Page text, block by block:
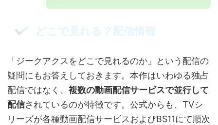
どこで見れる？配信情報
「ジークアクスをどこで見れるのか」という配信の
疑問にもお答えしておきます。本作はいわゆる独占
配信ではなく、 複数の動画配信サービスで並行して
配信されているのが特徴です。公式からも、TVシ
リーズが各種動画配信サービスおよびBS11にて順次